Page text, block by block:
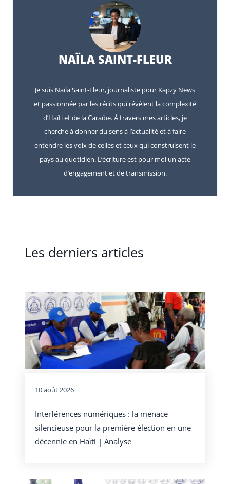
NAÏLA SAINT-FLEUR
Je suis Naïla Saint-Fleur, journaliste pour Kapzy News
et passionnée par les récits qui révèlent la complexité
d’Haïti et de la Caraïbe. À travers mes articles, je
cherche à donner du sens à l’actualité et à faire
entendre les voix de celles et ceux qui construisent le
pays au quotidien. L’écriture est pour moi un acte
d’engagement et de transmission.
Les derniers articles
10 août 2026
Interférences numériques : la menace
silencieuse pour la première élection en une
décennie en Haïti | Analyse